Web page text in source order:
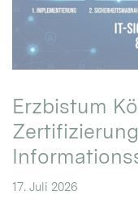
Erzbistum
17. Juli 2026